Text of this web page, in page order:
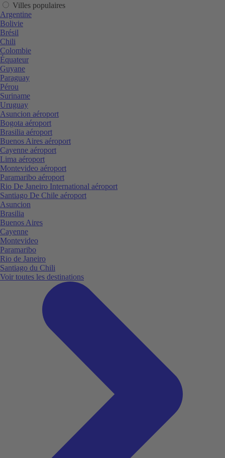
Villes populaires
Argentine
Bolivie
Brésil
Chili
Colombie
Équateur
Guyane
Paraguay
Pérou
Suriname
Uruguay
Asuncion aéroport
Bogota aéroport
Brasilia aéroport
Buenos Aires aéroport
Cayenne aéroport
Lima aéroport
Montevideo aéroport
Paramaribo aéroport
Rio De Janeiro International aéroport
Santiago De Chile aéroport
Asuncion
Brasilia
Buenos Aires
Cayenne
Montevideo
Paramaribo
Rio de Janeiro
Santiago du Chili
Voir toutes les destinations